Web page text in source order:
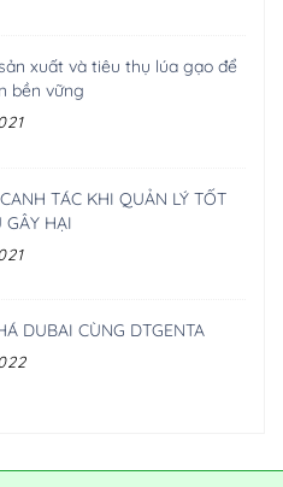
xuất và tiêu thụ lúa gạo để
bền vững
TÁC KHI QUẢN LÝ TỐT
GÂY HẠI
DUBAI CÙNG DTGENTA